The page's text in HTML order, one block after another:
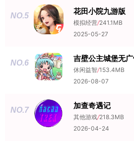
NO.5 花田小院九游版
模拟经营/241.1MB
2025-05-27
NO.6 吉壁公主城堡无
休闲益智/153.4MB
2026-08-07
NO.7 加查奇遇记
其他游戏/218.3MB
2026-04-24